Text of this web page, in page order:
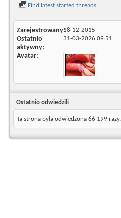
Find latest started threads
Zarejestrowany18-12-2015
Ostatnio
aktywny
31-03-2026 09:51
Avatar
Ostatnio odwiedzili
Ta strona była odwiedzona 66 199 razy.